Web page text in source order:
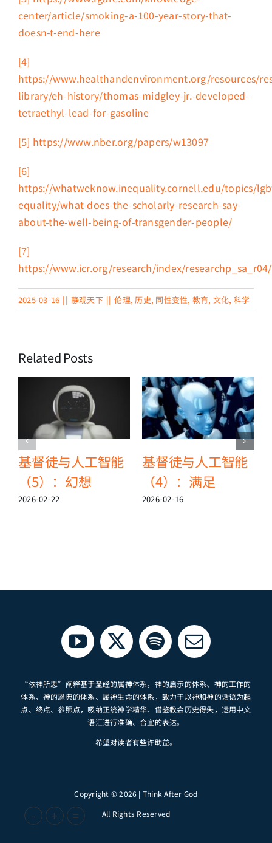
center/article/smoking-a-100-year-story-that-
doesn-t-end-here
[4]
https://www.healthandenvironment.org/resources/
library/eh-history/thomas-midgley-jr.-developed-
tetraethyl-lead-for-gasoline
[5] https://www.nber.org/papers/w13097
[6]
https://whatweknow.inequality.cornell.edu/topics/
equality/what-does-the-scholarly-research-say-
about-the-well-being-of-transgender-people/
[7]
https://www.icr.org/research/index/researchp_sa_r04/
2025-03-16 || 静观天下 || 伦理,历史, 同性变性, 教育, 文化, 科学
Related Posts
基督徒与人工智能
（5）：幻想
2026-02-22
基督徒与人工智能
（4）：满足
2026-02-16
“依神所思”阐释基于圣经的属神体系，神的启示的体系、神的工作的
体系、神的恩典的体系、属神生命的体系，致力于以神和神的话语为起
点、终点、参照点，吸纳正统神学精华、借鉴教会历史得失，运用中文
语汇进行准确、合宜的表达。
希望对读者有些许助益。
Copyright © 2026 | Think After God
All Rights Reserved
- + =